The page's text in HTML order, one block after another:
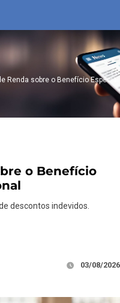
Renda sobre o Benefício Especial
o Benefício
descontos indevidos.
03/08/2026